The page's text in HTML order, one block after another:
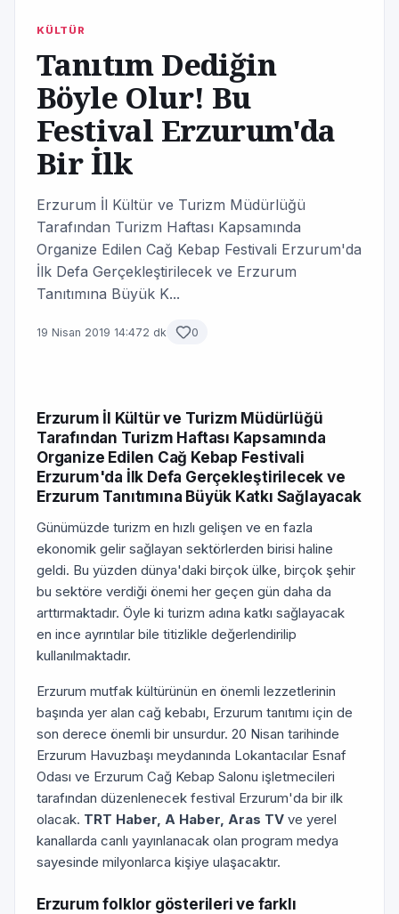
KÜLTÜR
Tanıtım Dediğin
Böyle Olur! Bu
Festival Erzurum'da
Bir İlk
Erzurum İl Kültür ve Turizm Müdürlüğü
Tarafından Turizm Haftası Kapsamında
Organize Edilen Cağ Kebap Festivali Erzurum'da
İlk Defa Gerçekleştirilecek ve Erzurum
Tanıtımına Büyük K...
19 Nisan 2019 14:472 dk 0
Erzurum İl Kültür ve Turizm Müdürlüğü
Tarafından Turizm Haftası Kapsamında
Organize Edilen Cağ Kebap Festivali
Erzurum'da İlk Defa Gerçekleştirilecek ve
Erzurum Tanıtımına Büyük Katkı Sağlayacak
Günümüzde turizm en hızlı gelişen ve en fazla
ekonomik gelir sağlayan sektörlerden birisi haline
geldi. Bu yüzden dünya'daki birçok ülke, birçok şehir
bu sektöre verdiği önemi her geçen gün daha da
arttırmaktadır. Öyle ki turizm adına katkı sağlayacak
en ince ayrıntılar bile titizlikle değerlendirilip
kullanılmaktadır.
Erzurum mutfak kültürünün en önemli lezzetlerinin
başında yer alan cağ kebabı, Erzurum tanıtımı için de
son derece önemli bir unsurdur. 20 Nisan tarihinde
Erzurum Havuzbaşı meydanında Lokantacılar Esnaf
Odası ve Erzurum Cağ Kebap Salonu işletmecileri
tarafından düzenlenecek festival Erzurum'da bir ilk
olacak. TRT Haber, A Haber, Aras TV ve yerel
kanallarda canlı yayınlanacak olan program medya
sayesinde milyonlarca kişiye ulaşacaktır.
Erzurum folklor gösterileri ve farklı